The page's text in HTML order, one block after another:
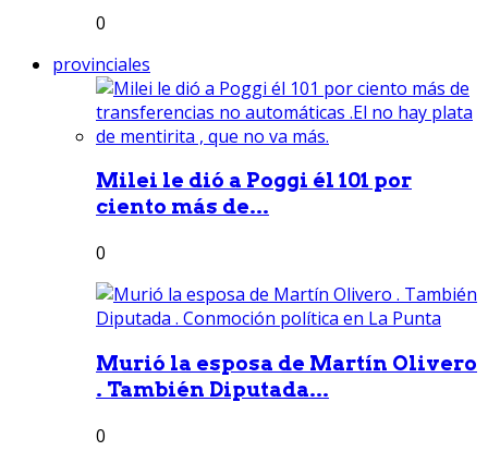
0
provinciales
Milei le dió a Poggi él 101 por
ciento más de...
0
Murió la esposa de Martín Olivero
. También Diputada...
0